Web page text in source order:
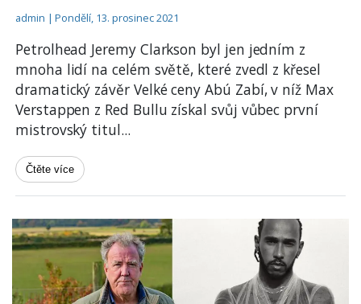
admin | Pondělí, 13. prosinec 2021
Petrolhead Jeremy Clarkson byl jen jedním z
mnoha lidí na celém světě, které zvedl z křesel
dramatický závěr Velké ceny Abú Zabí, v níž Max
Verstappen z Red Bullu získal svůj vůbec první
mistrovský titul...
Čtěte více